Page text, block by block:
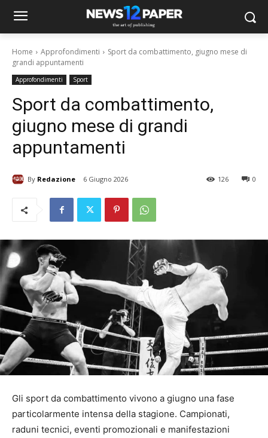
Home Approfondimenti
Sport da combattimento, giugno mese di
grandi appuntamenti
Approfondimenti Sport
Sport da combattimento,
giugno mese di grandi
appuntamenti
By Redazione 6 Giugno 2026 0
126
Gli sport da combattimento vivono a giugno una fase
particolarmente intensa della stagione. Campionati,
raduni tecnici, eventi promozionali e manifestazioni